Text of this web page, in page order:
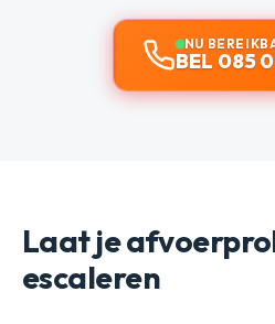
NU
BEL 085
Laat je
escaleren